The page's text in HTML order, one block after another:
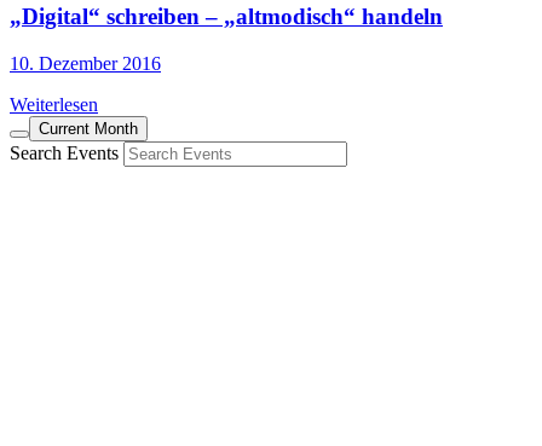
„Digital“ schreiben – „altmodisch“ handeln
10. Dezember 2016
Weiterlesen
Current Month
Search Events